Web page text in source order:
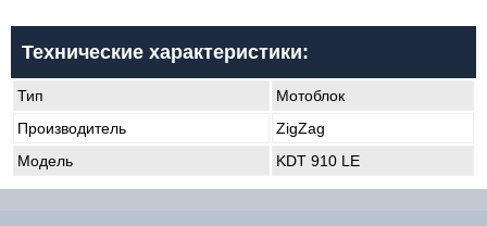
Технические характеристики:
Тип
Мотоблок
Производитель
ZigZag
Модель
KDT 910 LE